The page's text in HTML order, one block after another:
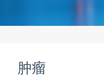
肿瘤